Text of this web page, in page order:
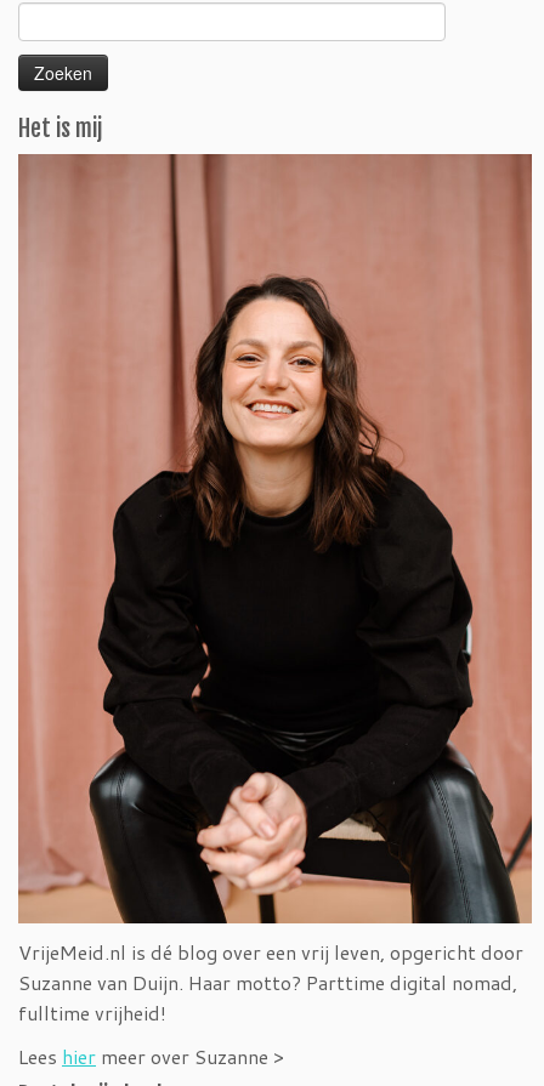
Zoeken
naar:
Het is mij
VrijeMeid.nl is dé blog over een vrij leven, opgericht door
Suzanne van Duijn. Haar motto? Parttime digital nomad,
fulltime vrijheid!
Lees hier meer over Suzanne >